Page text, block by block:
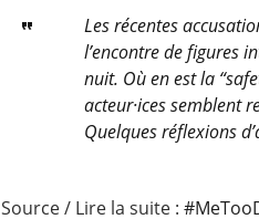
Les récentes
l’encontre de figures
nuit. Où en est la
acteur·ices semblent
Quelques réflexions
Source / Lire la suite :